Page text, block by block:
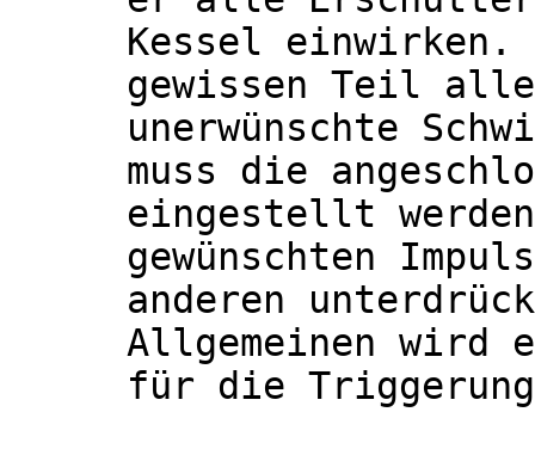
Kessel einwirken.
gewissen Teil
unerwünschte
muss die
eingestellt
gewünschten
anderen
Allgemeinen wird
für die